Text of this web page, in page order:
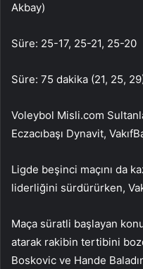
Akbay)
Süre: 25-17, 25-21, 25-20
Süre: 75 dakika (21, 25,
Voleybol Misli.com
Eczacıbaşı Dynavit,
Ligde beşinci maçını da
liderliğini sürdürürken,
Maça süratli başlayan
atarak rakibin tertibini
Boskovic ve Hande